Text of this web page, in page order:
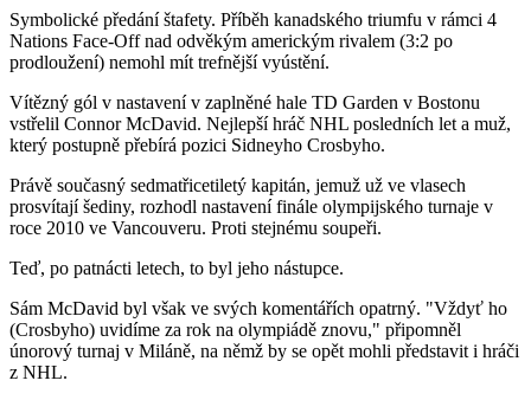
Symbolické předání štafety. Příběh kanadského triumfu v rámci 4
Nations Face-Off nad odvěkým americkým rivalem (3:2 po
prodloužení) nemohl mít trefnější vyústění.
Vítězný gól v nastavení v zaplněné hale TD Garden v Bostonu
vstřelil Connor McDavid. Nejlepší hráč NHL posledních let a muž,
který postupně přebírá pozici Sidneyho Crosbyho.
Právě současný sedmatřicetiletý kapitán, jemuž už ve vlasech
prosvítají šediny, rozhodl nastavení finále olympijského turnaje v
roce 2010 ve Vancouveru. Proti stejnému soupeři.
Teď, po patnácti letech, to byl jeho nástupce.
Sám McDavid byl však ve svých komentářích opatrný. "Vždyť ho
(Crosbyho) uvidíme za rok na olympiádě znovu," připomněl
únorový turnaj v Miláně, na němž by se opět mohli představit i hráči
z NHL.